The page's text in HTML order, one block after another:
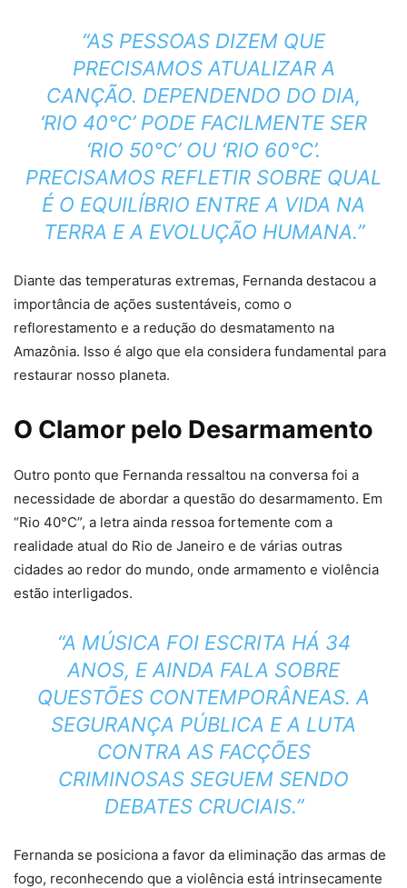
“AS PESSOAS DIZEM QUE
PRECISAMOS ATUALIZAR A
CANÇÃO. DEPENDENDO DO DIA,
‘RIO 40°C’ PODE FACILMENTE SER
‘RIO 50°C’ OU ‘RIO 60°C’.
PRECISAMOS REFLETIR SOBRE QUAL
É O EQUILÍBRIO ENTRE A VIDA NA
TERRA E A EVOLUÇÃO HUMANA.”
Diante das temperaturas extremas, Fernanda destacou a
importância de ações sustentáveis, como o
reflorestamento e a redução do desmatamento na
Amazônia. Isso é algo que ela considera fundamental para
restaurar nosso planeta.
O Clamor pelo Desarmamento
Outro ponto que Fernanda ressaltou na conversa foi a
necessidade de abordar a questão do desarmamento. Em
“Rio 40°C”, a letra ainda ressoa fortemente com a
realidade atual do Rio de Janeiro e de várias outras
cidades ao redor do mundo, onde armamento e violência
estão interligados.
“A MÚSICA FOI ESCRITA HÁ 34
ANOS, E AINDA FALA SOBRE
QUESTÕES CONTEMPORÂNEAS. A
SEGURANÇA PÚBLICA E A LUTA
CONTRA AS FACÇÕES
CRIMINOSAS SEGUEM SENDO
DEBATES CRUCIAIS.”
Fernanda se posiciona a favor da eliminação das armas de
fogo, reconhecendo que a violência está intrinsecamente